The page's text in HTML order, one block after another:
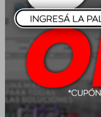
Batería Moura 165 Amp
100A/H - ME100HA
positivo medio
13.160